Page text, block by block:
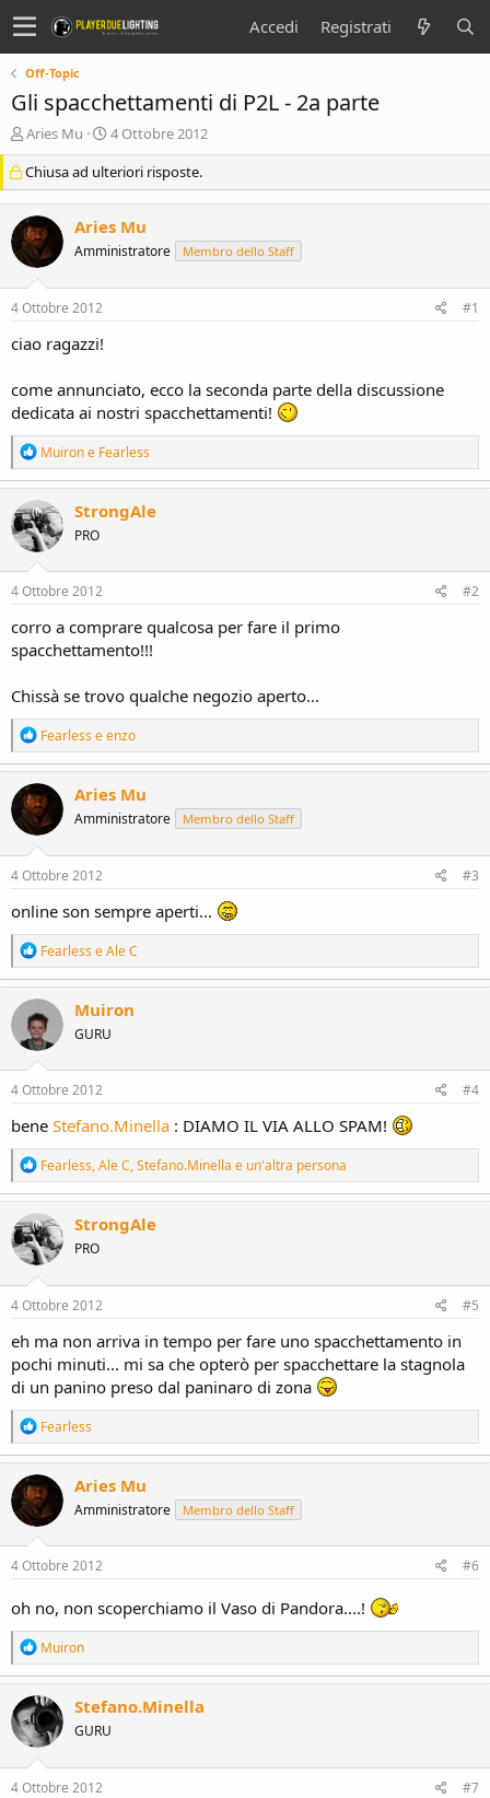
Accedi Registrati
Off-Topic
Gli spacchettamenti di P2L - 2a parte
C
r
e
a
o
r
e
D
i
c
s
s
o
n
e
Aries Mu
D
a
t
a
i
i
i
4 Ottobre 2012
Chiusa ad ulteriori risposte.
Aries Mu
Amministratore Membro dello Staff
4 Ottobre 2012 #1
ciao ragazzi!
come annunciato, ecco la seconda parte della discussione
dedicata ai nostri spacchettamenti!
R
e
a
c
t
i
o
n
s
Muirone Fearless
StrongAle
PRO
4 Ottobre 2012 #2
corro a comprare qualcosa per fare il primo
spacchettamento!!!
Chissà se trovo qualche negozio aperto...
R
e
a
c
t
i
o
n
s
Fearless eenzo
Aries Mu
Amministratore Membro dello Staff
4 Ottobre 2012 #3
online son sempre aperti...
R
e
a
c
t
i
o
n
s
Fearless eAle C
Muiron
GURU
4 Ottobre 2012 #4
bene Stefano.Minella : DIAMO IL VIA ALLO SPAM!
R
e
a
c
t
i
o
n
s
Fearless,Ale C,Stefano.Minella e un'altra persona
StrongAle
PRO
4 Ottobre 2012 #5
eh ma non arriva in tempo per fare uno spacchettamento in
pochi minuti... mi sa che opterò per spacchettare la stagnola
di un panino preso dal paninaro di zona
R
e
a
c
t
i
o
n
s
Fearless
Aries Mu
Amministratore Membro dello Staff
4 Ottobre 2012 #6
oh no, non scoperchiamo il Vaso di Pandora....!
R
e
a
c
t
i
o
n
s
Muiron
Stefano.Minella
GURU
4 Ottobre 2012 #7